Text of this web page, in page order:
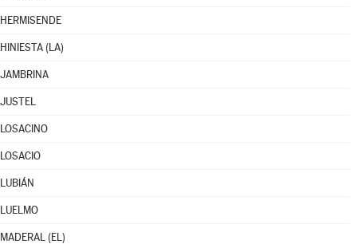
HERMISENDE
HINIESTA (LA)
JAMBRINA
JUSTEL
LOSACINO
LOSACIO
LUBIÁN
LUELMO
MADERAL (EL)